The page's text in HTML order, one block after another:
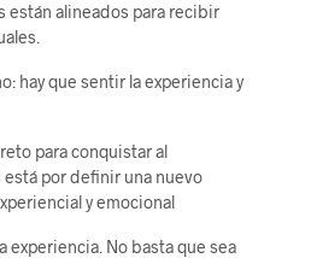
están alineados para recibir
hay que sentir la experiencia y
para conquistar al
por definir una nuevo
y emocional
experiencia. No basta que sea